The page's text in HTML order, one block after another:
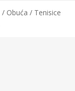
Obuća
Tenisice